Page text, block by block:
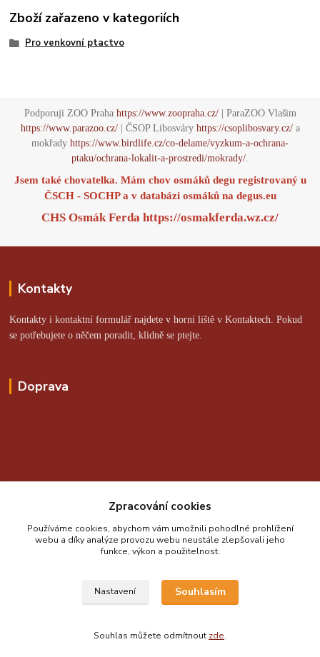
Zboží zařazeno v kategoriích
Pro venkovní ptactvo
Podporuji ZOO Praha https://www.zoopraha.cz/| ParaZOO Vlašim
https://www.parazoo.cz/| ČSOP Libosváry https://csoplibosvary.cz/a
mokřady https://www.birdlife.cz/co-delame/vyzkum-a-ochrana-
ptaku/ochrana-lokalit-a-prostredi/mokrady/.
Jsem také chovatelka. Mám chov osmáků degu registrovaný u
ČSCH - SOCHP a v databázi osmáků na degus.eu
CHS Osmák Ferda https://osmakferda.wz.cz/
Kontakty
Kontakty i kontaktní formulář najdete v horní liště v Kontaktech. Pokud
se potřebujete o něčem poradit, klidně se ptejte.
Doprava
Zpracování cookies
Používáme cookies, abychom vám umožnili pohodlné prohlížení
webu a díky analýze provozu webu neustále zlepšovali jeho
funkce, výkon a použitelnost.
Nastavení Souhlasím
Souhlas můžete odmítnout zde.